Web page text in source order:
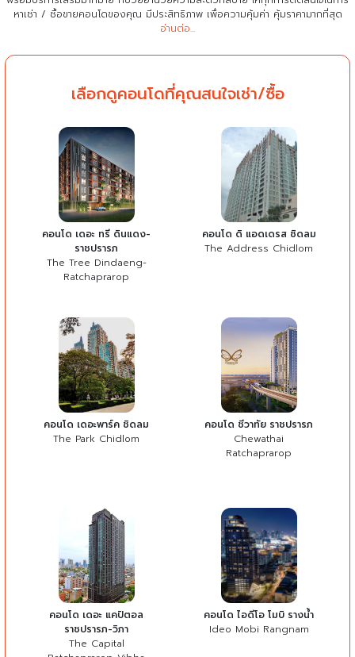
หาเช่า / ซื้อขายคอนโดของคุณ มีประสิทธิภาพ เพื่อความคุ้มค่า คุ้มราคามากที่สุด
อ่านต่อ...
เลือกดูคอนโดที่คุณสนใจเช่า/ซื้อ
คอนโด เดอะ ทรี ดินแดง-
ราชปรารภ
The Tree Dindaeng-
Ratchaprarop
คอนโด ดิ แอดเดรส ชิดลม
The Address Chidlom
คอนโด เดอะพาร์ค ชิดลม
The Park Chidlom
คอนโด ชีวาทัย ราชปรารภ
Chewathai
Ratchaprarop
คอนโด เดอะ แคปิตอล
ราชปรารภ-วิภา
The Capital
คอนโด ไอดีโอ โมบิ รางน้ำ
Ideo Mobi Rangnam